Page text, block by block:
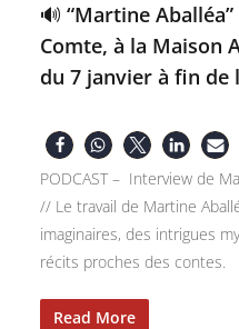
🔊 “Martine
Comte, à la Maison
du 7 janvier à fin de
PODCAST – Interview de
// Le travail de Martine
imaginaires, des intrigues
récits proches des contes.
Read More